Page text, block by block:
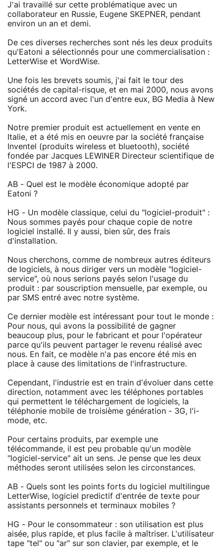
J'ai travaillé sur cette problématique avec un
collaborateur en Russie, Eugene SKEPNER, pendant
environ un an et demi.
De ces diverses recherches sont nés les deux produits
qu'Eatoni a sélectionnés pour une commercialisation :
LetterWise et WordWise.
Une fois les brevets soumis, j'ai fait le tour des
sociétés de capital-risque, et en mai 2000, nous avons
signé un accord avec l'un d'entre eux, BG Media à New
York.
Notre premier produit est actuellement en vente en
Italie, et a été mis en oeuvre par la société française
Inventel (produits wireless et bluetooth), société
fondée par Jacques LEWINER Directeur scientifique de
l'ESPCI de 1987 à 2000.
AB - Quel est le modèle économique adopté par
Eatoni ?
HG - Un modèle classique, celui du "logiciel-produit" :
Nous sommes payés pour chaque copie de notre
logiciel installé. Il y aussi, bien sûr, des frais
d'installation.
Nous cherchons, comme de nombreux autres éditeurs
de logiciels, à nous diriger vers un modèle "logiciel-
service", où nous serions payés selon l'usage du
produit : par souscription mensuelle, par exemple, ou
par SMS entré avec notre système.
Ce dernier modèle est intéressant pour tout le monde :
Pour nous, qui avons la possibilité de gagner
beaucoup plus, pour le fabricant et pour l'opérateur
parce qu'ils peuvent partager le revenu réalisé avec
nous. En fait, ce modèle n'a pas encore été mis en
place à cause des limitations de l'infrastructure.
Cependant, l'industrie est en train d'évoluer dans cette
direction, notamment avec les téléphones portables
qui permettent le téléchargement de logiciels, la
téléphonie mobile de troisième génération - 3G, l'i-
mode, etc.
Pour certains produits, par exemple une
télécommande, il est peu probable qu'un modèle
"logiciel-service" ait un sens. Je pense que les deux
méthodes seront utilisées selon les circonstances.
AB - Quels sont les points forts du logiciel multilingue
LetterWise, logiciel predictif d'entrée de texte pour
assistants personnels et terminaux mobiles ?
HG - Pour le consommateur : son utilisation est plus
aisée, plus rapide, et plus facile à maîtriser. L'utilisateur
tape "tel" ou "ar" sur son clavier, par exemple, et le